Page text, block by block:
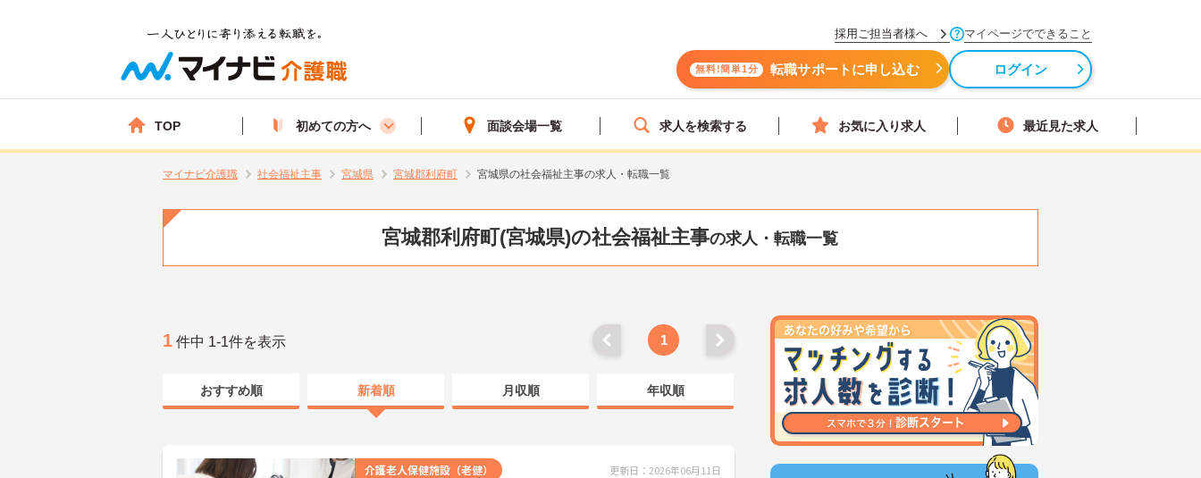
採用ご担当者様へ マイページでできること
無料!簡単1分 転職サポートに申し込む ログイン
TOP 初めての方へ 面談会場一覧 求人を検索する お気に入り求人 最近見た求人
マイナビ介護職 社会福祉主事 宮城県 宮城郡利府町 宮城県の社会福祉主事の求人・転職一覧
宮城郡利府町(宮城県)の社会福祉主事の求人・転職一覧
1 件中 1-1件を表示 1
おすすめ順 新着順 月収順 年収順
介護老人保健施設（老健） 更新日：2026年06月11日